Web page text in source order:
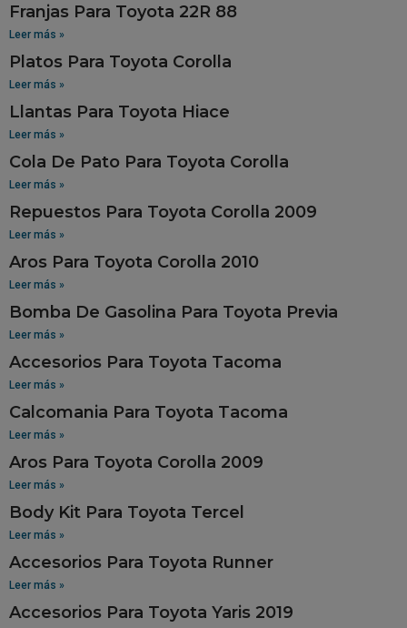
Franjas Para Toyota 22R 88
Leer más »
Platos Para Toyota Corolla
Leer más »
Llantas Para Toyota Hiace
Leer más »
Cola De Pato Para Toyota Corolla
Leer más »
Repuestos Para Toyota Corolla 2009
Leer más »
Aros Para Toyota Corolla 2010
Leer más »
Bomba De Gasolina Para Toyota Previa
Leer más »
Accesorios Para Toyota Tacoma
Leer más »
Calcomania Para Toyota Tacoma
Leer más »
Aros Para Toyota Corolla 2009
Leer más »
Body Kit Para Toyota Tercel
Leer más »
Accesorios Para Toyota Runner
Leer más »
Accesorios Para Toyota Yaris 2019